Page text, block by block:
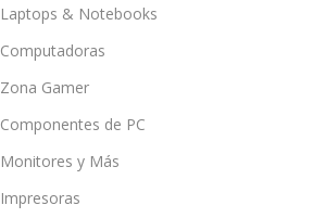
Laptops & Notebooks
Computadoras
Zona Gamer
Componentes de PC
Monitores y Más
Impresoras